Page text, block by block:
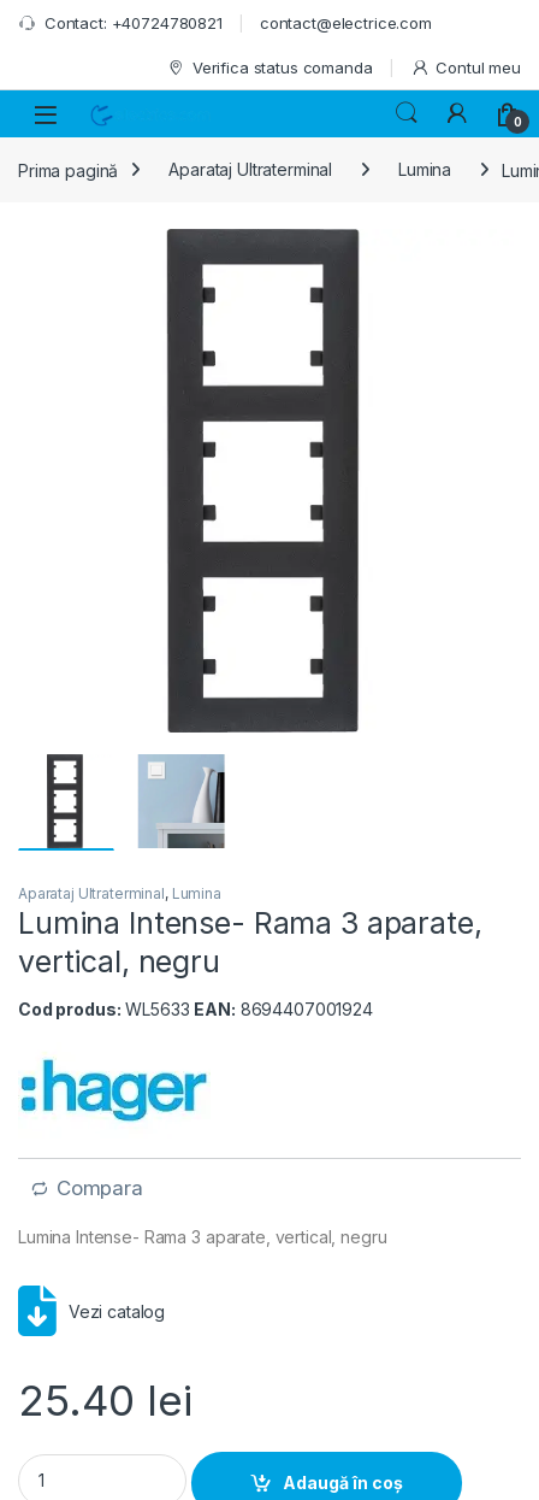
Skip to navigation
Skip to content
Contact: +40724780821 contact@electrice.com
Verifica status comanda Contul meu
0
Prima pagină Aparataj Ultraterminal Lumina
Aparataj Ultraterminal, Lumina
Lumina Intense- Rama 3 aparate,
vertical, negru
Cod produs: WL5633 EAN: 8694407001924
Compara
Lumina Intense- Rama 3 aparate, vertical, negru
Vezi catalog
25.40 lei
Lumina Intense- Rama 3 aparate, vertical, negru quantity
Adaugă în coș